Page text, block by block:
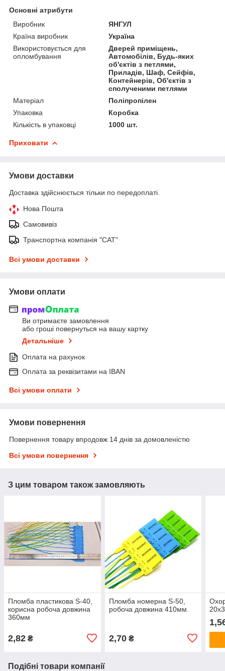
Основні атрибути
Виробник
ЯНГУЛ
Країна виробник
Україна
Використовується для
опломбування
Дверей приміщень,
Автомобілів, Будь-яких
об'єктів з петлями,
Приладів, Шаф, Сейфів,
Контейнерів, Об'єктів з
сполученими петлями
Матеріал
Поліпропілен
Упаковка
Коробка
Кількість в упаковці
1000 шт.
Приховати
Умови доставки
Доставка здійснюється тільки по передоплаті.
Нова Пошта
Самовивіз
Транспортна компанія "САТ"
Всі умови доставки
Умови оплати
Ви отримаєте замовлення
або гроші повернуться на вашу картку
Детальніше
Оплата на рахунок
Оплата за реквізитами на IBAN
Всі умови оплати
Умови повернення
Повернення товару впродовж 14 днів за домовленістю
Всі умови повернення
З цим товаром також замовляють
Пломба пластикова S-40,
корисна робоча довжина
360мм
2,82 ₴
Пломба номерна S-50,
робоча довжина 410мм.
2,70₴
Подібні товари компанії